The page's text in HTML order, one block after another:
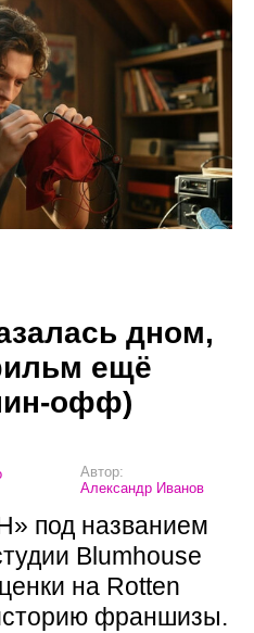
дном,
ещё
офф)
Автор:
Александр Иванов
под названием
Blumhouse
на Rotten
франшизы.